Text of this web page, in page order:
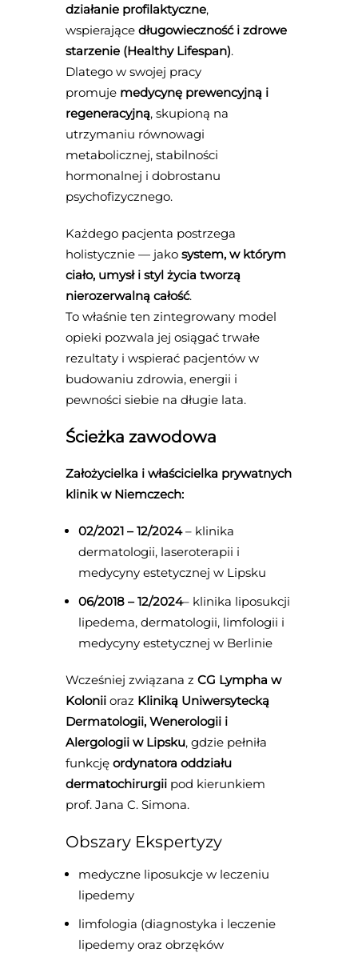
działanie profilaktyczne,
wspierającedługowieczność i zdrowe
starzenie (Healthy Lifespan).
Dlatego w swojej pracy
promuje medycynę prewencyjną i
regeneracyjną, skupioną na
utrzymaniu równowagi
metabolicznej, stabilności
hormonalnej i dobrostanu
psychofizycznego.
Każdego pacjenta postrzega
holistycznie — jakosystem, w którym
ciało, umysł i styl życia tworzą
nierozerwalną całość.
To właśnie ten zintegrowany model
opieki pozwala jej osiągać trwałe
rezultaty i wspierać pacjentów w
budowaniu zdrowia, energii i
pewności siebie na długie lata.
Ścieżka zawodowa
Założycielka i właścicielka prywatnych
klinik w Niemczech:
02/2021 – 12/2024– klinika
dermatologii, laseroterapii i
medycyny estetycznej w Lipsku
06/2018 – 12/2024– klinika liposukcji
lipedema, dermatologii, limfologii i
medycyny estetycznej w Berlinie
Wcześniej związana zCG Lympha w
Kolonii oraz Kliniką Uniwersytecką
Dermatologii, Wenerologii i
Alergologii w Lipsku, gdzie pełniła
funkcjęordynatora oddziału
dermatochirurgii pod kierunkiem
prof. Jana C. Simona.
Obszary Ekspertyzy
medyczne liposukcje w leczeniu
lipedemy
limfologia (diagnostyka i leczenie
lipedemy oraz obrzęków